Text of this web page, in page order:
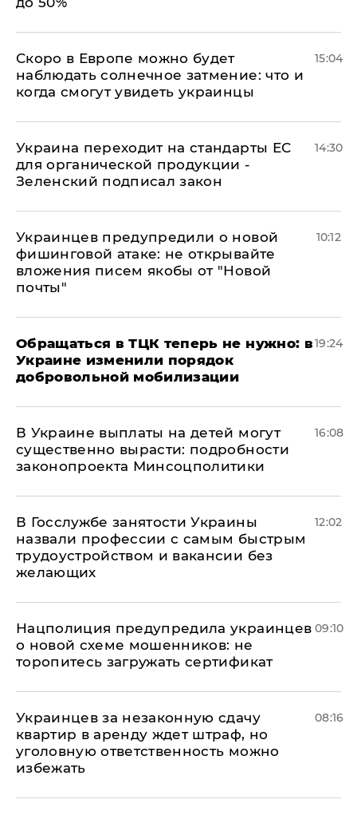
Скоро в Европе можно будет
наблюдать солнечное затмение: что и
когда смогут увидеть украинцы
15:04
Украина переходит на стандарты ЕС
для органической продукции -
Зеленский подписал закон
14:30
Украинцев предупредили о новой
фишинговой атаке: не открывайте
вложения писем якобы от "Новой
почты"
10:12
Обращаться в ТЦК теперь не нужно: в
Украине изменили порядок
добровольной мобилизации
19:24
В Украине выплаты на детей могут
существенно вырасти: подробности
законопроекта Минсоцполитики
16:08
В Госслужбе занятости Украины
назвали профессии с самым быстрым
трудоустройством и вакансии без
желающих
12:02
Нацполиция предупредила украинцев
о новой схеме мошенников: не
торопитесь загружать сертификат
09:10
Украинцев за незаконную сдачу
квартир в аренду ждет штраф, но
уголовную ответственность можно
избежать
08:16